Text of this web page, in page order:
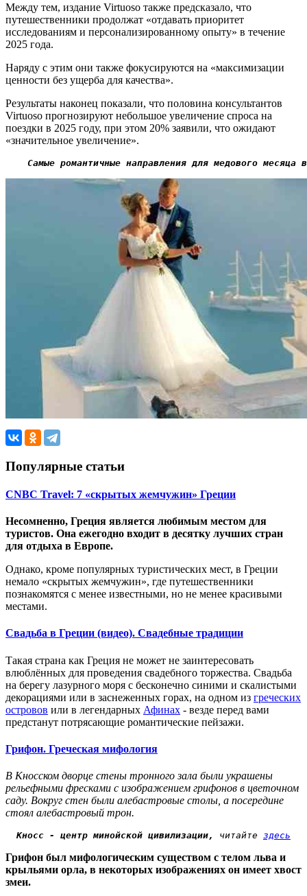
Между тем, издание Virtuoso также предсказало, что
путешественники продолжат «отдавать приоритет
исследованиям и персонализированному опыту» в течение
2025 года.
Наряду с этим они также фокусируются на «максимизации
ценности без ущерба для качества».
Результаты наконец показали, что половина консультантов
Virtuoso прогнозируют небольшое увеличение спроса на
поездки в 2025 году, при этом 20% заявили, что ожидают
«значительное увеличение».
Самые романтичные направления для медового месяца
Популярные статьи
CNBC Travel: 7 «скрытых жемчужин» Греции
Несомненно, Греция является любимым местом для
туристов. Она ежегодно входит в десятку лучших стран
для отдыха в Европе.
Однако, кроме популярных туристических мест, в Греции
немало «скрытых жемчужин», где путешественники
познакомятся с менее известными, но не менее красивыми
местами.
Свадьба в Греции (видео). Свадебные традиции
Такая страна как Греция не может не заинтересовать
влюблённых для проведения свадебного торжества. Свадьба
на берегу лазурного моря с бесконечно синими и скалистыми
декорациями или в заснеженных горах, на одном из греческих
островов или в легендарных Афинах - везде перед вами
предстанут потрясающие романтические пейзажи.
Грифон. Греческая мифология
В Кносском дворце стены тронного зала были украшены
рельефными фресками с изображением грифонов в цветочном
саду. Вокруг стен были алебастровые столы, а посередине
стоял алебастровый трон.
Кносс - центр минойской цивилизации, читайте здесь
Грифон был мифологическим существом с телом льва и
крыльями орла, в некоторых изображениях он имеет хвост
змеи.